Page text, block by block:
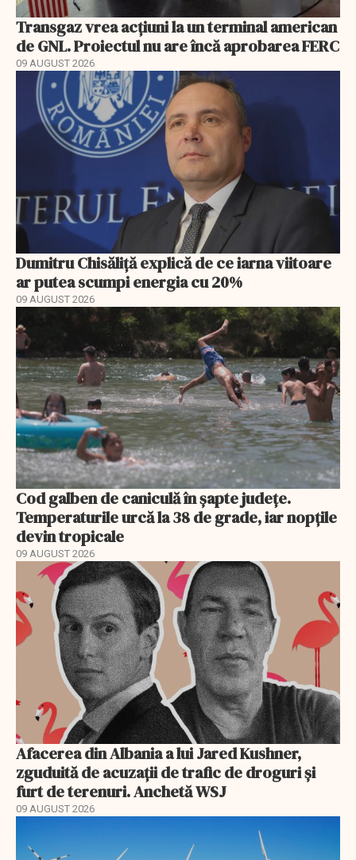
Transgaz vrea acțiuni la un terminal american
de GNL. Proiectul nu are încă aprobarea FERC
09 AUGUST 2026
Dumitru Chisăliță explică de ce iarna viitoare
ar putea scumpi energia cu 20%
09 AUGUST 2026
Cod galben de caniculă în șapte județe.
Temperaturile urcă la 38 de grade, iar nopțile
devin tropicale
09 AUGUST 2026
Afacerea din Albania a lui Jared Kushner,
zguduită de acuzații de trafic de droguri și
furt de terenuri. Anchetă WSJ
09 AUGUST 2026